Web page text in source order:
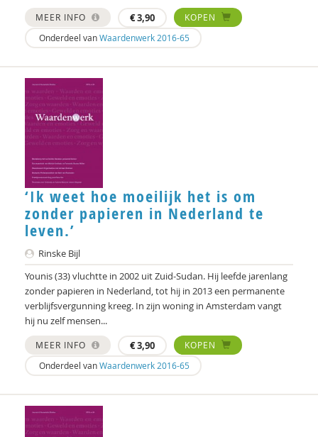
MEER INFO €3,90
KOPEN
Onderdeel vanWaardenwerk 2016-65
‘Ik weet hoe moeilijk het is om
zonder papieren in Nederland te
leven.’
Rinske Bijl
Younis (33) vluchtte in 2002 uit Zuid-Sudan. Hij leefde jarenlang
zonder papieren in Nederland, tot hij in 2013 een permanente
verblijfsvergunning kreeg. In zijn woning in Amsterdam vangt
hij nu zelf mensen...
MEER INFO €3,90
KOPEN
Onderdeel vanWaardenwerk 2016-65